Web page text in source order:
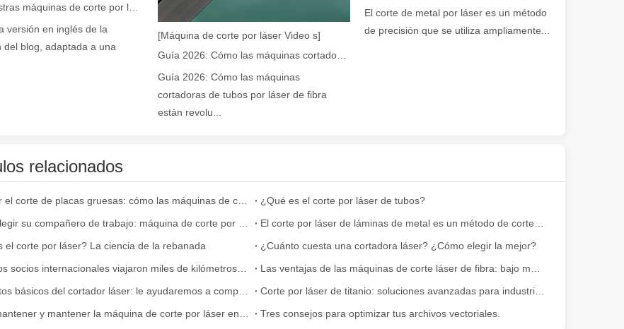
utiliza ampliamente en la fabricación de metales. Puede cortar una amplia gama de materiales con alta precisión y bajo desperdicio.
muy utilizado. Es conocido por su precisión, eficiencia y versatilidad. Sin embargo, algunos podrían decir que el corte por láser
versión en inglés de la
del blog, adaptada a una
[Máquina de corte por láser Video s]
Guía 2026: Cómo las máquinas cortadoras de tubos por láser de fibra están revolucionando la fabricación de tuberías
Guía 2026: Cómo las máquinas
cortadoras de tubos por láser de fibra
están revolu...
El corte de metal por láser es un método
de precisión que se utiliza ampliamente...
relacionados
¿Qué es el corte por láser de tubos?
el corte por láser? La ciencia de la rebanada
¿Cuánto cuesta una cortadora láser? ¿Cómo elegir la mejor?
Tres consejos para optimizar tus archivos vectoriales.